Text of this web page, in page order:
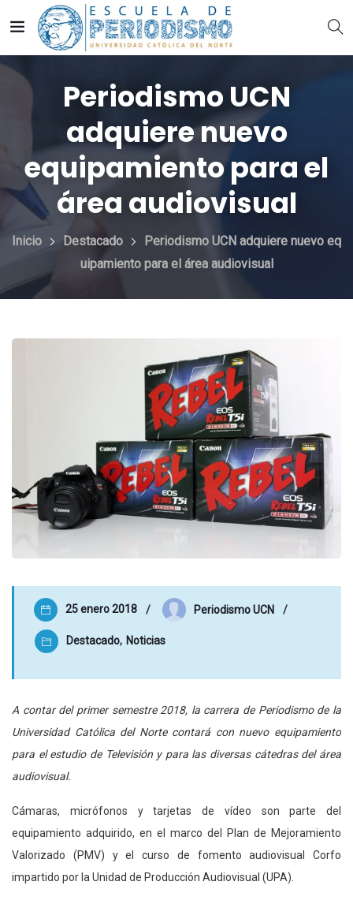
Periodismo UCN
adquiere nuevo
equipamiento para el
área audiovisual
Inicio Destacado
Periodismo UCN adquiere nuevo eq
uipamiento para el área audiovisual
25 enero 2018 Periodismo UCN
Destacado, Noticias
A contar del primer semestre 2018, la carrera de Periodismo de la
Universidad Católica del Norte contará con nuevo equipamiento
para el estudio de Televisión y para las diversas cátedras del área
audiovisual.
Cámaras, micrófonos y tarjetas de vídeo son parte del
equipamiento adquirido, en el marco del Plan de Mejoramiento
Valorizado (PMV) y el curso de fomento audiovisual Corfo
impartido por la Unidad de Producción Audiovisual (UPA).